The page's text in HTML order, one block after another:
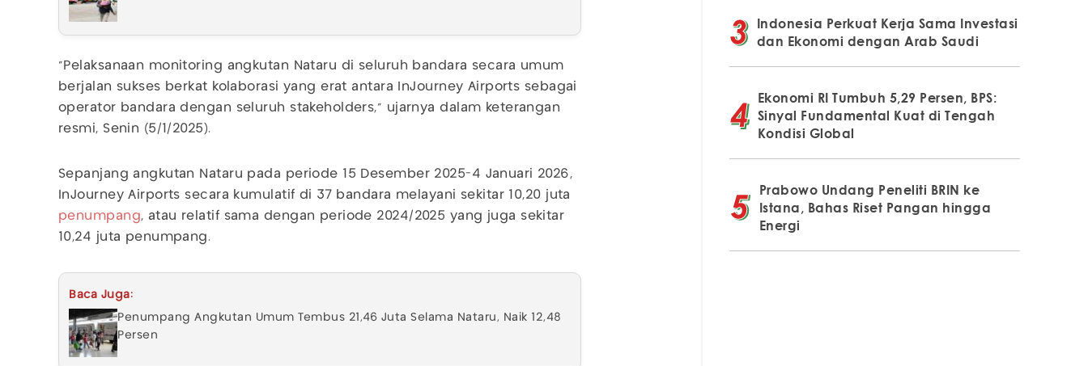
"Pelaksanaan monitoring angkutan Nataru di seluruh bandara secara umum
berjalan sukses berkat kolaborasi yang erat antara InJourney Airports sebagai
operator bandara dengan seluruh stakeholders," ujarnya dalam keterangan
resmi, Senin (5/1/2025).
Sepanjang angkutan Nataru pada periode 15 Desember 2025-4 Januari 2026,
InJourney Airports secara kumulatif di 37 bandara melayani sekitar 10,20 juta
penumpang, atau relatif sama dengan periode 2024/2025 yang juga sekitar
10,24 juta penumpang.
Baca Juga:
Penumpang Angkutan Umum Tembus 21,46 Juta Selama Nataru, Naik 12,48
Persen
Indonesia Perkuat Kerja Sama Investasi
dan Ekonomi dengan Arab Saudi
Ekonomi RI Tumbuh 5,29 Persen, BPS:
Sinyal Fundamental Kuat di Tengah
Kondisi Global
Prabowo Undang Peneliti BRIN ke
Istana, Bahas Riset Pangan hingga
Energi